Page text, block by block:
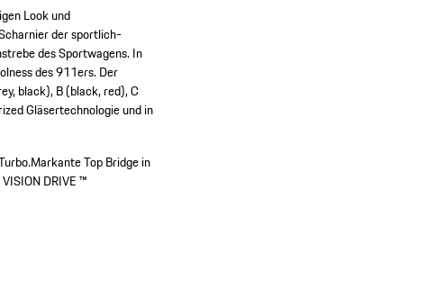
Look und
der sportlich-
des Sportwagens. In
des 911ers. Der
black), B (black, red), C
Gläsertechnologie und in
Markante Top Bridge in
DRIVE ™